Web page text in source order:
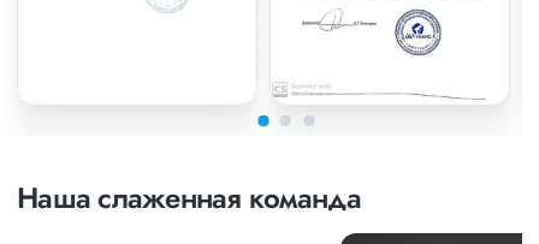
Наша слаженная команда